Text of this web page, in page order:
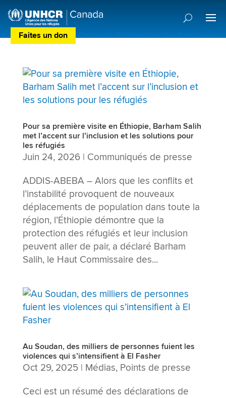
Faites un don Centre de Préférences des Donateurs
Pour sa première visite en Éthiopie, Barham Salih
met l’accent sur l’inclusion et les solutions pour
les réfugiés
Juin 24, 2026| Communiqués de presse
ADDIS-ABEBA – Alors que les conflits et
l’instabilité provoquent de nouveaux
déplacements de population dans toute la
région, l’Éthiopie démontre que la
protection des réfugiés et leur inclusion
peuvent aller de pair, a déclaré Barham
Salih, le Haut Commissaire des...
Au Soudan, des milliers de personnes fuient les
violences qui s’intensifient à El Fasher
Oct 29, 2025| Médias, Points de presse
Ceci est un résumé des déclarations de